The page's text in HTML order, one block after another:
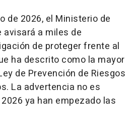
de 2026, el Ministerio de
avisará a miles de
de proteger frente al
ha descrito como la mayor
de Prevención de Riesgos
La advertencia no es
ya han empezado las